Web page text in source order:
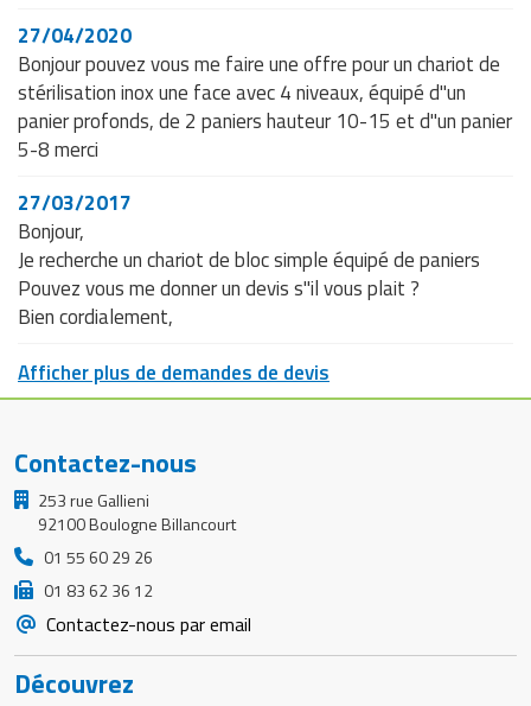
27/04/2020
Bonjour pouvez vous me faire une offre pour un chariot de
stérilisation inox une face avec 4 niveaux, équipé d"un
panier profonds, de 2 paniers hauteur 10-15 et d"un panier
5-8 merci
27/03/2017
Bonjour,
Je recherche un chariot de bloc simple équipé de paniers
Pouvez vous me donner un devis s"il vous plait ?
Bien cordialement,
Afficher plus de demandes de devis
Contactez-nous
253 rue Gallieni
92100 Boulogne Billancourt
01 55 60 29 26
01 83 62 36 12
Contactez-nous par email
Découvrez